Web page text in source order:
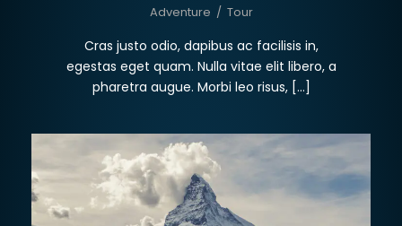
Adventure / Tour
Cras justo odio, dapibus ac facilisis in,
egestas eget quam. Nulla vitae elit libero, a
pharetra augue. Morbi leo risus, […]